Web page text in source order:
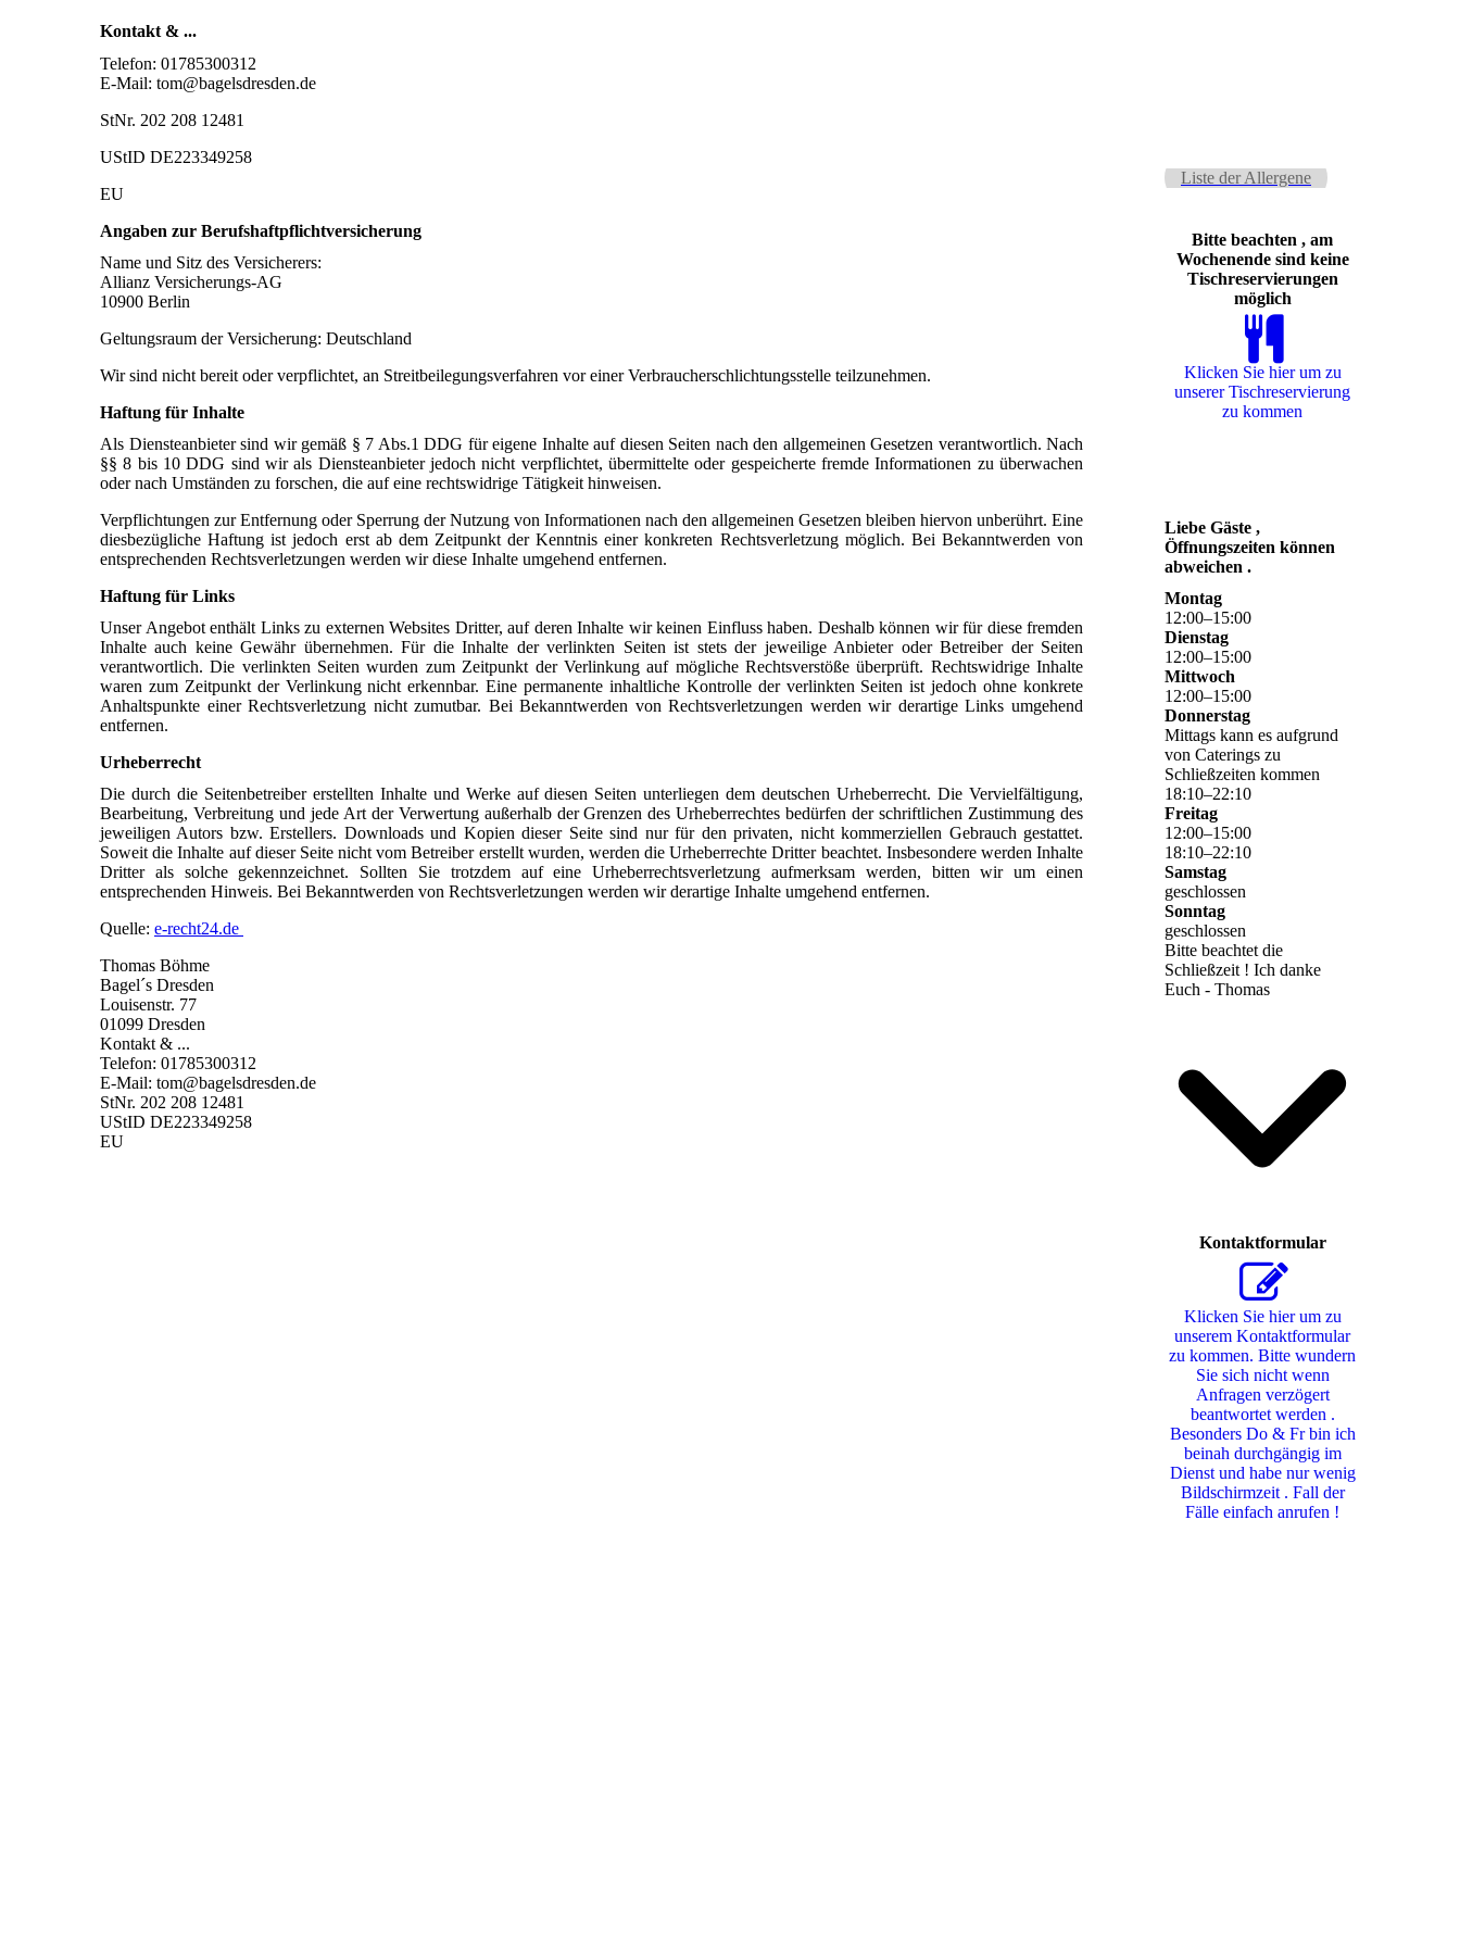
Kontakt & ...
Telefon: 01785300312
E-Mail: tom@bagelsdresden.de
StNr. 202 208 12481
UStID DE223349258
EU
Angaben zur Berufshaftpflichtversicherung
Name und Sitz des Versicherers:
Allianz Versicherungs-AG
10900 Berlin
Geltungsraum der Versicherung: Deutschland
Wir sind nicht bereit oder verpflichtet, an Streitbeilegungsverfahren vor einer Verbraucherschlichtungsstelle teilzunehmen.
Haftung für Inhalte
Als Diensteanbieter sind wir gemäß § 7 Abs.1 DDG für eigene Inhalte auf diesen Seiten nach den allgemeinen Gesetzen verantwortlich. Nach
§§ 8 bis 10 DDG sind wir als Diensteanbieter jedoch nicht verpflichtet, übermittelte oder gespeicherte fremde Informationen zu überwachen
oder nach Umständen zu forschen, die auf eine rechtswidrige Tätigkeit hinweisen.
Verpflichtungen zur Entfernung oder Sperrung der Nutzung von Informationen nach den allgemeinen Gesetzen bleiben hiervon unberührt. Eine
diesbezügliche Haftung ist jedoch erst ab dem Zeitpunkt der Kenntnis einer konkreten Rechtsverletzung möglich. Bei Bekanntwerden von
entsprechenden Rechtsverletzungen werden wir diese Inhalte umgehend entfernen.
Haftung für Links
Unser Angebot enthält Links zu externen Websites Dritter, auf deren Inhalte wir keinen Einfluss haben. Deshalb können wir für diese fremden
Inhalte auch keine Gewähr übernehmen. Für die Inhalte der verlinkten Seiten ist stets der jeweilige Anbieter oder Betreiber der Seiten
verantwortlich. Die verlinkten Seiten wurden zum Zeitpunkt der Verlinkung auf mögliche Rechtsverstöße überprüft. Rechtswidrige Inhalte
waren zum Zeitpunkt der Verlinkung nicht erkennbar. Eine permanente inhaltliche Kontrolle der verlinkten Seiten ist jedoch ohne konkrete
Anhaltspunkte einer Rechtsverletzung nicht zumutbar. Bei Bekanntwerden von Rechtsverletzungen werden wir derartige Links umgehend
entfernen.
Urheberrecht
Die durch die Seitenbetreiber erstellten Inhalte und Werke auf diesen Seiten unterliegen dem deutschen Urheberrecht. Die Vervielfältigung,
Bearbeitung, Verbreitung und jede Art der Verwertung außerhalb der Grenzen des Urheberrechtes bedürfen der schriftlichen Zustimmung des
jeweiligen Autors bzw. Erstellers. Downloads und Kopien dieser Seite sind nur für den privaten, nicht kommerziellen Gebrauch gestattet.
Soweit die Inhalte auf dieser Seite nicht vom Betreiber erstellt wurden, werden die Urheberrechte Dritter beachtet. Insbesondere werden Inhalte
Dritter als solche gekennzeichnet. Sollten Sie trotzdem auf eine Urheberrechtsverletzung aufmerksam werden, bitten wir um einen
entsprechenden Hinweis. Bei Bekanntwerden von Rechtsverletzungen werden wir derartige Inhalte umgehend entfernen.
Quelle: e-recht24.de
Thomas Böhme
Bagel´s Dresden
Louisenstr. 77
01099 Dresden
Kontakt & ...
Telefon: 01785300312
E-Mail: tom@bagelsdresden.de
StNr. 202 208 12481
UStID DE223349258
EU
Liste der Allergene
Bitte beachten , am
Wochenende sind keine
Tischreservierungen
möglich
Klicken Sie hier um zu
unserer Tisch­re­ser­vie­rung
zu kommen
Liebe Gäste ,
Öffnungszeiten können
abweichen .
Montag
12:00–15:00
Dienstag
12:00–15:00
Mittwoch
12:00–15:00
Donnerstag
Mittags kann es aufgrund
von Caterings zu
Schließzeiten kommen
18:10–22:10
Freitag
12:00–15:00
18:10–22:10
Samstag
geschlossen
Sonntag
geschlossen
Bitte beachtet die
Schließzeit ! Ich danke
Euch - Thomas
Kontaktformular
Klicken Sie hier um zu
unserem Kon­takt­for­mu­lar
zu kommen. Bitte wundern
Sie sich nicht wenn
Anfragen verzögert
beantwortet werden .
Besonders Do & Fr bin ich
beinah durchgängig im
Dienst und habe nur wenig
Bildschirmzeit . Fall der
Fälle einfach anrufen !